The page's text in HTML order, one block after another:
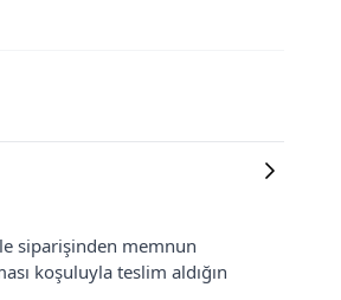
siparişinden memnun
koşuluyla teslim aldığın